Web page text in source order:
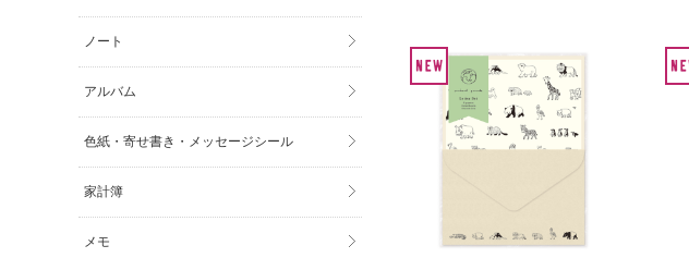
ノート
アルバム
色紙・寄せ書き・メッセージシール
家計簿
メモ